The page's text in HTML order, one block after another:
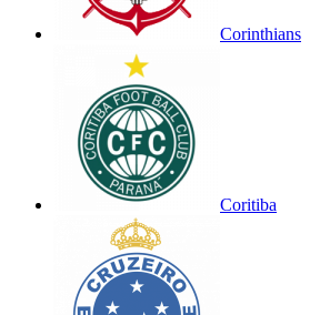
Corinthians
Coritiba